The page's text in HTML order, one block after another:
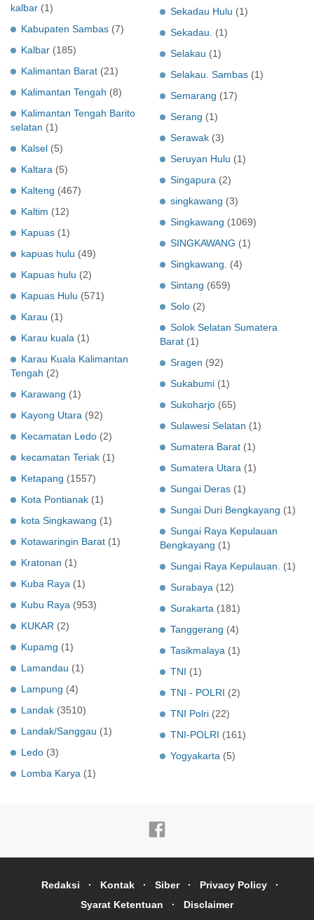
kalbar (1)
Kabupaten Sambas (7)
Kalbar (185)
Kalimantan Barat (21)
Kalimantan Tengah (8)
Kalimantan Tengah Barito
selatan (1)
Kalsel (5)
Kaltara (5)
Kalteng (467)
Kaltim (12)
Kapuas (1)
kapuas hulu (49)
Kapuas hulu (2)
Kapuas Hulu (571)
Karau (1)
Karau kuala (1)
Karau Kuala Kalimantan
Tengah (2)
Karawang (1)
Kayong Utara (92)
Kecamatan Ledo (2)
kecamatan Teriak (1)
Ketapang (1557)
Kota Pontianak (1)
kota Singkawang (1)
Kotawaringin Barat (1)
Kratonan (1)
Kuba Raya (1)
Kubu Raya (953)
KUKAR (2)
Kupamg (1)
Lamandau (1)
Lampung (4)
Landak (3510)
Landak/Sanggau (1)
Ledo (3)
Lomba Karya (1)
Sekadau Hulu (1)
Sekadau.
(1)
Selakau (1)
Selakau. Sambas (1)
Semarang (17)
Serang (1)
Serawak (3)
Seruyan Hulu (1)
Singapura (2)
singkawang (3)
Singkawang (1069)
SINGKAWANG (1)
Singkawang.
(4)
Sintang (659)
Solo (2)
Solok Selatan Sumatera
Barat (1)
Sragen (92)
Sukabumi (1)
Sukoharjo (65)
Sulawesi Selatan (1)
Sumatera Barat (1)
Sumatera Utara (1)
Sungai Deras (1)
Sungai Duri Bengkayang (1)
Sungai Raya Kepulauan
Bengkayang (1)
Sungai Raya Kepulauan.
(1)
Surabaya (12)
Surakarta (181)
Tanggerang (4)
Tasikmalaya (1)
TNI (1)
TNI - POLRI (2)
TNI Polri (22)
TNI-POLRI (161)
Yogyakarta (5)
Redaksi Kontak Siber
Privacy Policy
Syarat Ketentuan
Disclaimer